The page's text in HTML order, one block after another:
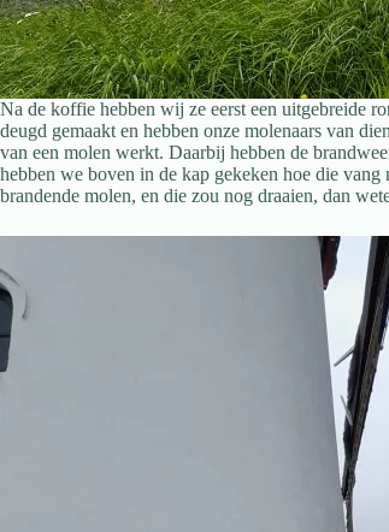
Na de koffie hebben wij ze eerst een uitgebreide
deugd gemaakt en hebben onze molenaars van
van een molen werkt. Daarbij hebben de
hebben we boven in de kap gekeken hoe die
brandende molen, en die zou nog draaien, dan